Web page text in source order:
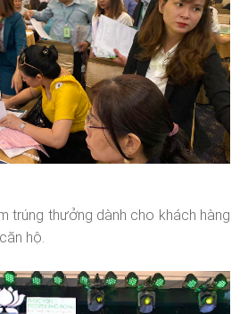
trúng thưởng dành cho khách hàng
hộ.